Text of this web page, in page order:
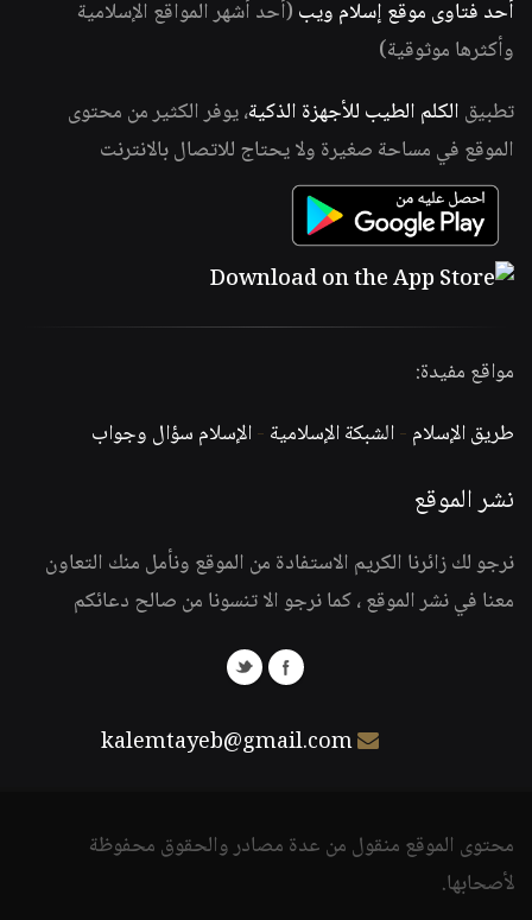
أحد فتاوى موقع إسلام ويب (أحد أشهر المواقع الإسلامية
وأكثرها موثوقية)
تطبيق الكلم الطيب للأجهزة الذكية، يوفر الكثير من محتوى
الموقع في مساحة صغيرة ولا يحتاج للاتصال بالانترنت
مواقع مفيدة:
طريق الإسلام -الشبكة الإسلامية -الإسلام سؤال وجواب
نشر الموقع
نرجو لك زائرنا الكريم الاستفادة من الموقع ونأمل منك التعاون
معنا في نشر الموقع ، كما نرجو الا تنسونا من صالح دعائكم
kalemtayeb@gmail.com
محتوى الموقع منقول من عدة مصادر والحقوق محفوظة
لأصحابها.